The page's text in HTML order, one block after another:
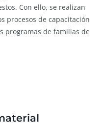
Con ello, se realizan
procesos de capacitación
programas de familias de